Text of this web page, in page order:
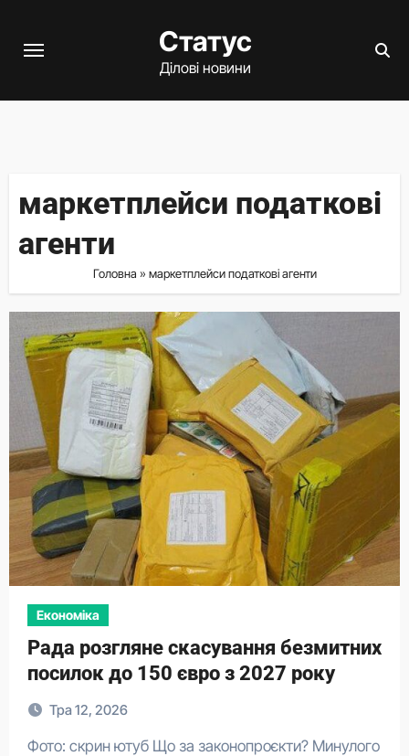
Статус
Ділові новини
маркетплейси податкові
агенти
Головна » маркетплейси податкові агенти
Економіка
Рада розгляне скасування безмитних
посилок до 150 євро з 2027 року
Тра 12, 2026
Фото: скрин ютуб Що за законопроєкти? Минулого